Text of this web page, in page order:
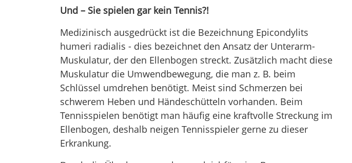
Und – Sie spielen gar kein Tennis?!
Medizinisch ausgedrückt ist die Bezeichnung Epicondylits
humeri radialis - dies bezeichnet den Ansatz der Unterarm-
Muskulatur, der den Ellenbogen streckt. Zusätzlich macht diese
Muskulatur die Umwendbewegung, die man z. B. beim
Schlüssel umdrehen benötigt. Meist sind Schmerzen bei
schwerem Heben und Händeschütteln vorhanden. Beim
Tennisspielen benötigt man häufig eine kraftvolle Streckung im
Ellenbogen, deshalb neigen Tennisspieler gerne zu dieser
Erkrankung.